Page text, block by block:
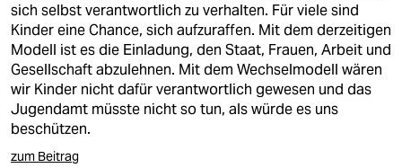
sich selbst verantwortlich zu verhalten. Für viele sind
Kinder eine Chance, sich aufzuraffen. Mit dem derzeitigen
Modell ist es die Einladung, den Staat, Frauen, Arbeit und
Gesellschaft abzulehnen. Mit dem Wechselmodell wären
wir Kinder nicht dafür verantwortlich gewesen und das
Jugendamt müsste nicht so tun, als würde es uns
beschützen.
zum Beitrag